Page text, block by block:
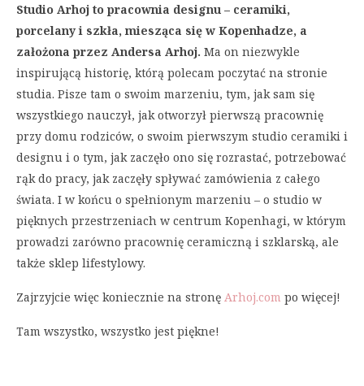
Studio Arhoj to pracownia designu – ceramiki,
porcelany i szkła, miesząca się w Kopenhadze, a
założona przez Andersa Arhoj. Ma on niezwykle
inspirującą historię, którą polecam poczytać na stronie
studia. Pisze tam o swoim marzeniu, tym, jak sam się
wszystkiego nauczył, jak otworzył pierwszą pracownię
przy domu rodziców, o swoim pierwszym studio ceramiki i
designu i o tym, jak zaczęło ono się rozrastać, potrzebować
rąk do pracy, jak zaczęły spływać zamówienia z całego
świata. I w końcu o spełnionym marzeniu – o studio w
pięknych przestrzeniach w centrum Kopenhagi, w którym
prowadzi zarówno pracownię ceramiczną i szklarską, ale
także sklep lifestylowy.
Zajrzyjcie więc koniecznie na stronę Arhoj.com po więcej!
Tam wszystko, wszystko jest piękne!